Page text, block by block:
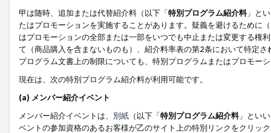
甲は随時、追加または代替紹介料（以下「特別プログラム紹介料」と
たはプロモーションを実施することがあります。疑義を避けるために
はプロモーションの全部または一部をいつでも中止または変更する権
て（商品購入を含まないものも）、紹介料率表の第2条において特定
プログラム文書上の制限についても、特別プログラムまたはプロモー
現在は、次の特別プログラム紹介料が利用可能です。
(a) メンバー紹介イベント
メンバー紹介イベントは、 別紙 （以下「特別プログラム紹介料」とい
ベントの参加資格のあるお客様が乙のサイト上の特別リンクをクリッ